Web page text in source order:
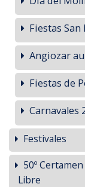
Fiestas
Angiozar
Fiestas de
Carnavales
Festivales
50º
Libre